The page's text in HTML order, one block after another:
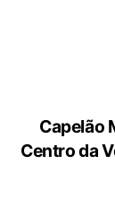
Capelão
Centro da